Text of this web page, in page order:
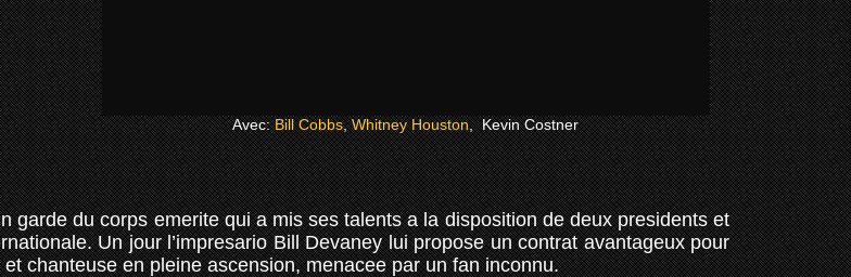
Avec:Bill Cobbs,Whitney Houston, Kevin Costner
garde du corps emerite qui a mis ses talents a la disposition de deux presidents et
Un jour l’impresario Bill Devaney lui propose un contrat avantageux pour
chanteuse en pleine ascension, menacee par un fan inconnu.